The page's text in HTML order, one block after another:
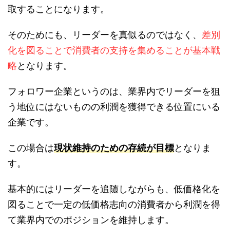
取することになります。
そのためにも、リーダーを真似るのではなく、 差別
化を図ることで消費者の支持を集めることが基本戦
略となります。
フォロワー企業というのは、業界内でリーダーを狙
う地位にはないものの利潤を獲得できる位置にいる
企業です。
この場合は現状維持のための存続が目標となりま
す。
基本的にはリーダーを追随しながらも、低価格化を
図ることで一定の低価格志向の消費者から利潤を得
て業界内でのポジションを維持します。